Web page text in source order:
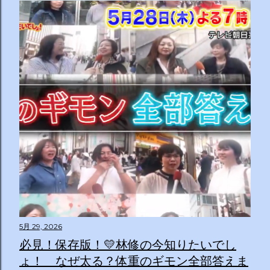
5月 29, 2026
必見！保存版！💛林修の今知りたいでし
ょ！ なぜ太る？体重のギモン全部答えま